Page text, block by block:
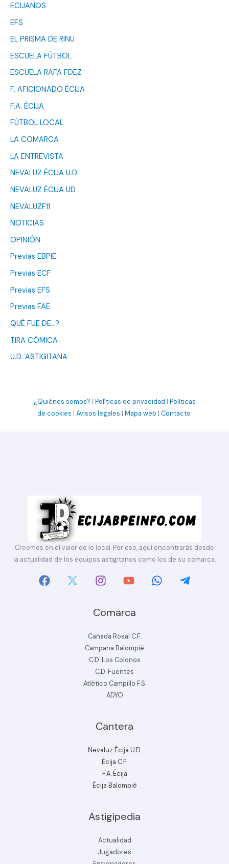
ECIJANOS
EFS
EL PRISMA DE RINU
ESCUELA FÚTBOL
ESCUELA RAFA FDEZ
F. AFICIONADO ÉCIJA
F.A. ÉCIJA
FÚTBOL LOCAL
LA COMARCA
LA ENTREVISTA
NEVALUZ ÉCIJA U.D.
NEVALUZ ÉCIJA UD
NEVALUZF11
NOTICIAS
OPINIÓN
Previas EBPIE
Previas ECF
Previas EFS
Previas FAE
QUÉ FUE DE…?
TIRA CÓMICA
U.D. ASTIGITANA
¿Quiénes somos? | Políticas de privacidad | Políticas
de cookies | Avisos legales | Mapa web | Contacto
Creemos en el valor de lo local. Por eso, aquí encontrarás desde
la actualidad de los equipos astigitanos como los de su comarca.
Comarca
Cañada Rosal C.F.
Campana Balompié
C.D. Los Colonos
C.D. Fuentes
Atlético Campillo F.S.
ADYO
Cantera
Nevaluz Écija U.D.
Écija C.F.
F.A. Écija
Écija Balompié
Astigipedia
Actualidad
Jugadores